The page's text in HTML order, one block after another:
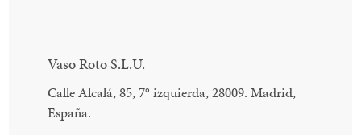
Vaso Roto S.L.U.
Calle Alcalá, 85, 7° izquierda, 28009. Madrid,
España.